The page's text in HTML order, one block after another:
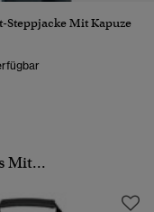
Steppjacke Mit Kapuze
Mit...